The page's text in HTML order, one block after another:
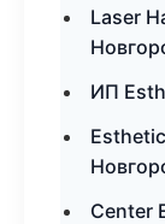
Laser
ИП
Center